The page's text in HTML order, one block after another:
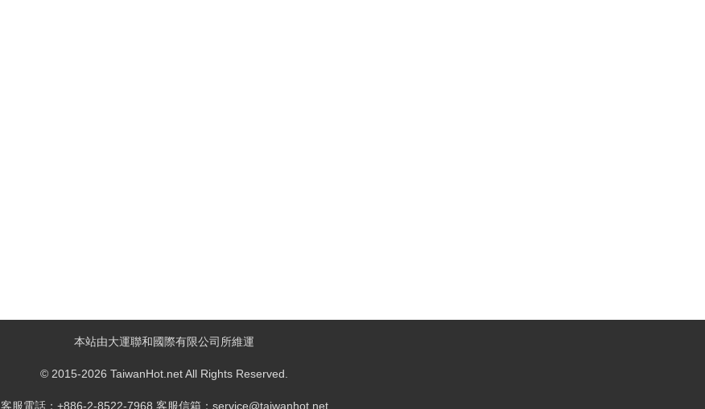
本站由大運聯和國際有限公司所維運
© 2015-2026 TaiwanHot.net All Rights Reserved.
客服電話：+886-2-8522-7968 客服信箱：service@taiwanhot.net